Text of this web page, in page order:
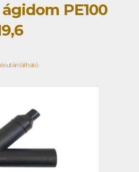
PE100
után látható